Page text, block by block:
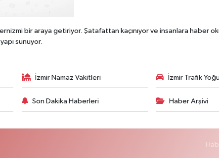
bir araya getiriyor. Şatafattan kaçınıyor ve insanlara haber
sunuyor.
İzmir Namaz Vakitleri İzmir Trafik
Son Dakika Haberleri Haber Arşivi